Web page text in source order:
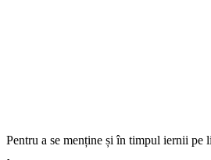
Pentru a se menține și în timpul iernii pe